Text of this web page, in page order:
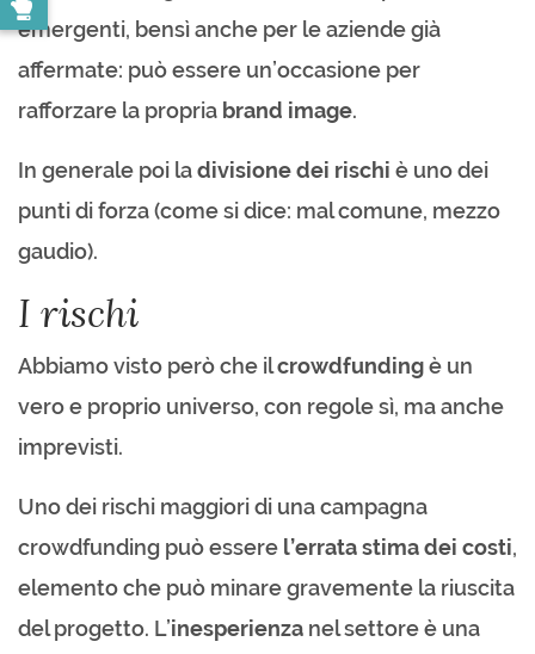
emergenti, bensì anche per le aziende già
affermate: può essere un’occasione per
rafforzare la propria brand image.
In generale poi ladivisione dei rischi è uno dei
punti di forza (come si dice: mal comune, mezzo
gaudio).
I rischi
Abbiamo visto però che ilcrowdfundingè un
vero e proprio universo, con regole sì, ma anche
imprevisti.
Uno dei rischi maggiori di una campagna
crowdfunding può essere l’errata stima dei costi,
elemento che può minare gravemente la riuscita
del progetto. L’inesperienza nel settore è una